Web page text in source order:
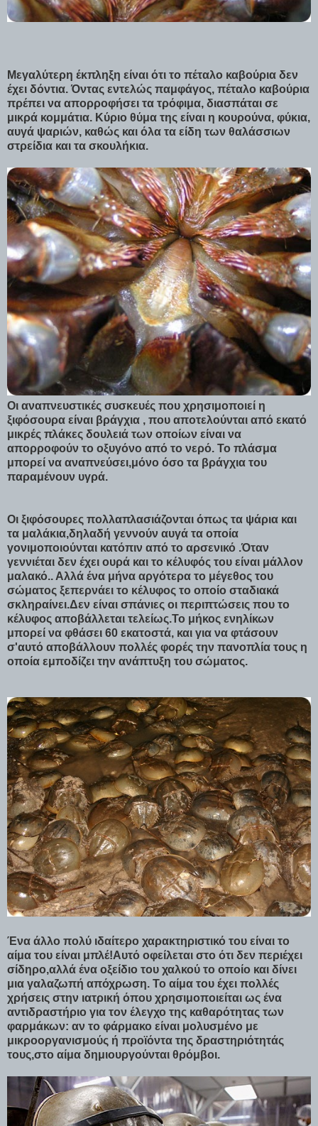
Μεγαλύτερη έκπληξη είναι ότι το πέταλο καβούρια δεν
έχει δόντια. Όντας εντελώς παμφάγος, πέταλο καβούρια
πρέπει να απορροφήσει τα τρόφιμα, διασπάται σε
μικρά κομμάτια. Κύριο θύμα της είναι η κουρούνα, φύκια,
αυγά ψαριών, καθώς και όλα τα είδη των θαλάσσιων
στρείδια και τα σκουλήκια.
Οι αναπνευστικές συσκευές που χρησιμοποιεί η
ξιφόσουρα είναι βράγχια , που αποτελούνται από εκατό
μικρές πλάκες δουλειά των οποίων είναι να
απορροφούν το οξυγόνο από το νερό. Το πλάσμα
μπορεί να αναπνεύσει,μόνο όσο τα βράγχια του
παραμένουν υγρά.
Οι ξιφόσουρες πολλαπλασιάζονται όπως τα ψάρια και
τα μαλάκια,δηλαδή γεννούν αυγά τα οποία
γονιμοποιούνται κατόπιν από το αρσενικό .Όταν
γεννιέται δεν έχει ουρά και το κέλυφός του είναι μάλλον
μαλακό.. Αλλά ένα μήνα αργότερα το μέγεθος του
σώματος ξεπερνάει το κέλυφος το οποίο σταδιακά
σκληραίνει.Δεν είναι σπάνιες οι περιπτώσεις που το
κέλυφος αποβάλλεται τελείως.Το μήκος ενηλίκων
μπορεί να φθάσει 60 εκατοστά, και για να φτάσουν
σ'αυτό αποβάλλουν πολλές φορές την πανοπλία τους η
οποία εμποδίζει την ανάπτυξη του σώματος.
Ένα άλλο πολύ ιδαίτερο χαρακτηριστικό του είναι το
αίμα του είναι μπλέ!Αυτό οφείλεται στο ότι δεν περιέχει
σίδηρο,αλλά ένα οξείδιο του χαλκού το οποίο και δίνει
μια γαλαζωπή απόχρωση. Το αίμα του έχει πολλές
χρήσεις στην ιατρική όπου χρησιμοποιείται ως ένα
αντιδραστήριο για τον έλεγχο της καθαρότητας των
φαρμάκων: αν το φάρμακο είναι μολυσμένο με
μικροοργανισμούς ή προϊόντα της δραστηριότητάς
τους,στο αίμα δημιουργούνται θρόμβοι.